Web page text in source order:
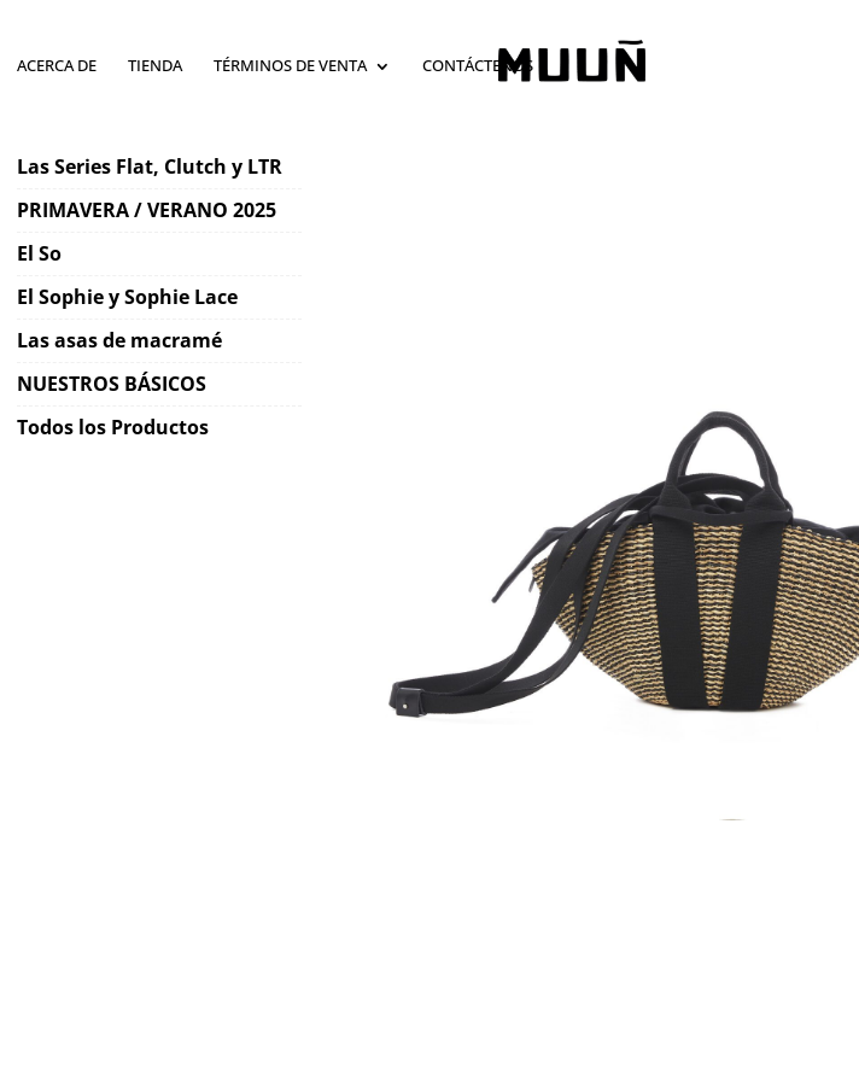
ACERCA DE TIENDA TÉRMINOS DE VENTA CONTÁCTENOS
Las Series Flat, Clutch y LTR
PRIMAVERA / VERANO 2025
El So
El Sophie y Sophie Lace
Las asas de macramé
NUESTROS BÁSICOS
Todos los Productos